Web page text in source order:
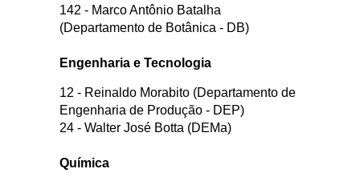
142 - Marco Antônio Batalha
(Departamento de Botânica - DB)
Engenharia e Tecnologia
12 - Reinaldo Morabito (Departamento de
Engenharia de Produção - DEP)
24 - Walter José Botta (DEMa)
Química